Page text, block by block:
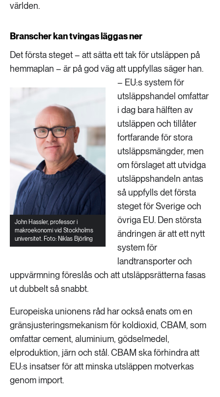
världen.
Branscher kan tvingas läggas ner
Det första steget – att sätta ett tak för utsläppen på
hemmaplan – är på god väg att uppfyllas säger han.
John Hassler, professor i
makroekonomi vid Stockholms
universitet. Foto: Niklas Björling
– EU:s system för
utsläppshandel omfattar
i dag bara hälften av
utsläppen och tillåter
fortfarande för stora
utsläppsmängder, men
om förslaget att utvidga
utsläppshandeln antas
så uppfylls det första
steget för Sverige och
övriga EU. Den största
ändringen är att ett nytt
system för
landtransporter och
uppvärmning föreslås och att utsläppsrätterna fasas
ut dubbelt så snabbt.
Europeiska unionens råd har också enats om en
gränsjusteringsmekanism för koldioxid, CBAM, som
omfattar cement, aluminium, gödselmedel,
elproduktion, järn och stål. CBAM ska förhindra att
EU:s insatser för att minska utsläppen motverkas
genom import.